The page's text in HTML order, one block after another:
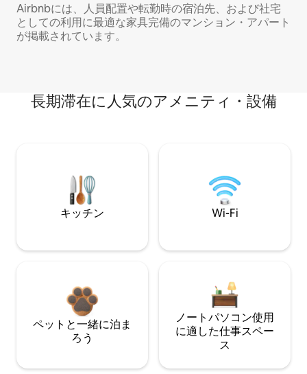
Airbnbには、人員配置や転勤時の宿泊先、および社宅
としての利用に最適な家具完備のマンション・アパート
が掲載されています。
長期滞在に人気のアメニティ・設備
キッチン Wi-Fi
ペットと一緒に泊ま
ろう
ノートパソコン使用
に適した仕事スペー
ス